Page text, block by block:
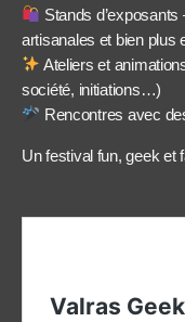
Stands
artisanales et bien plus
Ateliers et
société, initiations…)
Rencontres avec
Un festival fun, geek et